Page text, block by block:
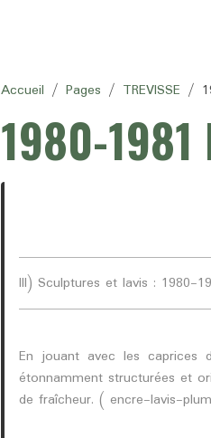
Accueil Pages TREVISSE
1980-
III) Sculptures et lavis : 1980-
En jouant avec les caprices
étonnamment structurées et
de fraîcheur. ( encre-lavis-